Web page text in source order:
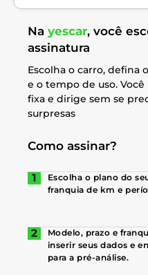
Na yescar, você
assinatura
Escolha o carro, defina
e o tempo de uso.
fixa e dirige sem se
surpresas
Como assinar?
Escolha o plano do
franquia de km e
Modelo, prazo e
inserir seus dados e
para a pré-análise.